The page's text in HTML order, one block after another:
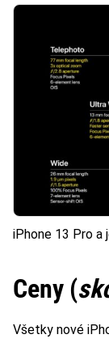
iPhone 13 Pro
Ceny (
Všetky nové